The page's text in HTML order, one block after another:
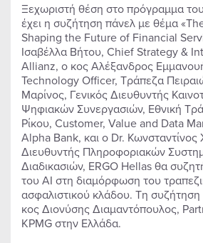
Ξεχωριστή θέση στο πρόγραμμα
έχει η συζήτηση πάνελ με θέμα
Shaping the Future of Financial
Ισαβέλλα Βήτου, Chief Strategy &
Allianz, ο κος Αλέξανδρος
Technology Officer, Τράπεζα
Μαρίνος, Γενικός Διευθυντής
Ψηφιακών Συνεργασιών, Εθνική
Ρίκου, Customer, Value and Data
Alpha Bank, και ο Dr.
Διευθυντής Πληροφοριακών
Διαδικασιών, ERGO Hellas θα
του AI στη διαμόρφωση του
ασφαλιστικού κλάδου. Τη συζήτηση
κος Διονύσης Διαμαντόπουλος,
KPMG στην Ελλάδα.